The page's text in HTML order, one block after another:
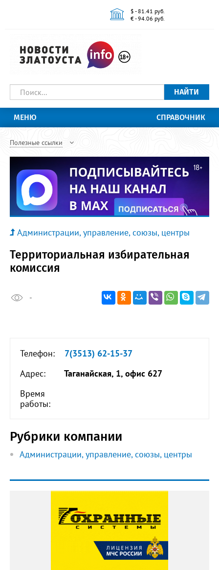
$ - 81.41 руб.
€ - 94.06 руб.
НАЙТИ
МЕНЮ СПРАВОЧНИК
Полезные ссылки
Администрации, управление, союзы, центры
Территориальная избирательная
комиссия
-
Телефон:
7(3513) 62-15-37
Адрес:
Таганайская, 1, офис 627
Время
работы:
Рубрики компании
Администрации, управление, союзы, центры